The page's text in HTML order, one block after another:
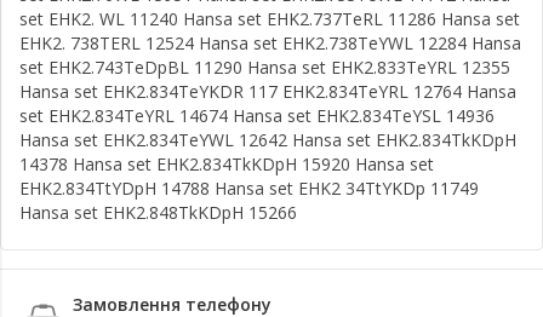
Замовлення телефону